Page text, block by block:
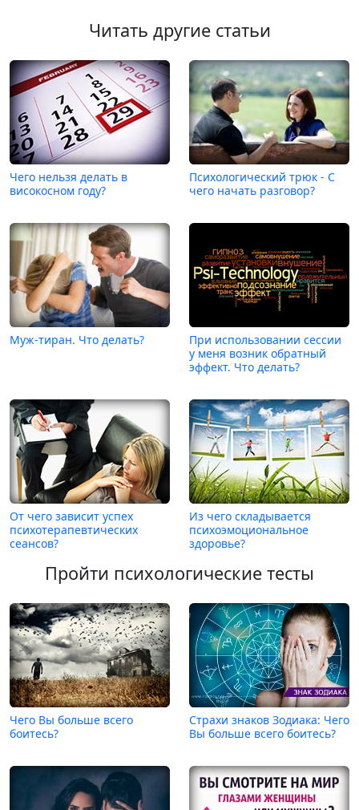
Читать другие статьи
Чего нельзя делать в
високосном году?
Психологический трюк - С
чего начать разговор?
Муж-тиран. Что делать?
При использовании сессии
у меня возник обратный
эффект. Что делать?
От чего зависит успех
психотерапевтических
сеансов?
Из чего складывается
психоэмоциональное
здоровье?
Пройти психологические тесты
Чего Вы больше всего
боитесь?
Страхи знаков Зодиака: Чего
Вы больше всего боитесь?